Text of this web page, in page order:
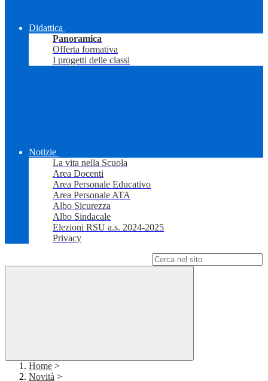
Didattica
Panoramica
Offerta formativa
I progetti delle classi
Notizie
La vita nella Scuola
Area Docenti
Area Personale Educativo
Area Personale ATA
Albo Sicurezza
Albo Sindacale
Elezioni RSU a.s. 2024-2025
Privacy
Home >
Novità >